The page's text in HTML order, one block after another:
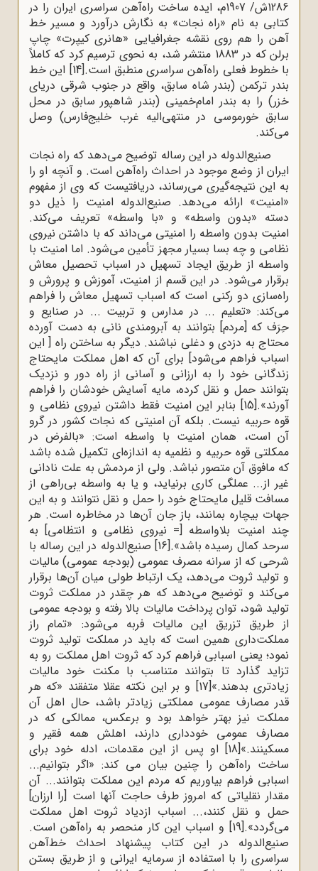
1286ش/ 1907م، ایده ساخت راه‌آهن سراسری ایران را در
کتابی به نام «راه نجات» به نگارش درآورد و مسیر خط‌
آهن را هم روی نقشه جغرافیایی «هانری کیپرت» چاپ
برلن که در 1883 منتشر شد، به نحوی ترسیم کرد که کاملاً
با خطوط فعلی راه‌آهن سراسری منطبق است.[14]
این خط
بندر ترکمن (بندر شاه سابق، واقع در جنوب شرقی دریای
خزر) را به بندر امام‌خمینی (بندر شاهپور سابق در محل
سابق خورموسی در منتهی‌الیه غرب خلیج‌فارس) وصل
می‌کند.
صنیع‌الدوله در این رساله توضیح می‌دهد که راه نجات
ایران از وضع موجود در احداث راه‌آهن است. و آنچه او را
به این نتیجه‌گیری می‌رساند، دریافتیست که وی از مفهوم
«امنیت» ارائه می‌دهد. صنیع‌الدوله امنیت را ذیل دو
دسته «بدون واسطه» و «با واسطه» تعریف می‌کند.
امنیت بدون واسطه را امنیتی می‌داند که با داشتن نیروی
نظامی و چه بسا بسیار مجهز تأمین می‌شود. اما امنیت با
واسطه از طریق ایجاد تسهیل در اسباب تحصیل معاش
برقرار می‌شود. در این قسم از امنیت، آموزش و پرورش و
راه‌سازی دو رکنی است که اسباب تسهیل معاش را فراهم
می‌کند: «تعلیم ... در مدارس و تربیت ... در صنایع و
حِرَف که [مردم] بتوانند به آبرومندی نانی به دست آورده
محتاج به دزدی و دغلی نباشند. دیگر به ساختن راه [ این
اسباب فراهم می‌شود] برای آن که اهل مملکت مایحتاج
زندگانی خود را به ارزانی و آسانی از راه دور و نزدیک
بتوانند حمل و نقل کرده، مایه آسایش خودشان را فراهم
آورند».[15]
بنابر این امنیت فقط داشتن نیروی نظامی و
قوه حربیه نیست. بلکه آن امنیتی که نجات کشور در گرو
آن است، همان امنیت با واسطه است: «بالفرض در
ممکلتی قوه حربیه و نظمیه به اندازه‌ای تکمیل شده باشد
که مافوق آن متصور نباشد. ولی از مردمش به علت نادانی
غیر از... عملگی کاری برنیاید، و یا به واسطه بی‌راهی از
مسافت قلیل مایحتاج خود را حمل و نقل نتوانند و به این
جهات بیچاره بمانند، باز جان آن‌ها در مخاطره است. هر
چند امنیت بلاواسطه [= نیروی نظامی و انتظامی] به
سرحد کمال رسیده باشد».[16]
صنیع‌الدوله در این رساله با
شرحی که از سرانه مصرف عمومی (بودجه عمومی) مالیات
و تولید ثروت می‌دهد، یک ارتباط طولی میان آن‌ها برقرار
می‌کند و توضیح می‌دهد که هر چقدر در مملکت ثروت
تولید شود، توان پرداخت مالیات بالا رفته و بودجه عمومی
از طریق تزریق این مالیات فربه می‌شود: «تمام راز
مملکت‌داری همین است که باید در مملکت تولید ثروت
نمود؛ یعنی اسبابی فراهم کرد که ثروت اهل مملکت رو به
تزاید گذارد تا بتوانند متناسب با مکنت خود مالیات
زیادتری بدهند.»[17]
و بر این نکته عقلا متفقند «که هر
قدر مصارف عمومی مملکتی زیادتر باشد، حال اهل آن
مملکت نیز بهتر خواهد بود و برعکس، ممالکی که در
مصارف عمومی خودداری دارند، اهلش همه فقیر و
مسکینند.»[18]
او پس از این مقدمات، ادله خود برای
ساخت راه‌آهن را چنین بیان می کند: «اگر بتوانیم...
اسبابی فراهم بیاوریم که مردم این مملکت بتوانند... آن
مقدار نقلیاتی که امروز طرف حاجت آنها است [را ارزان]
حمل و نقل کنند،... اسباب ازدیاد ثروت اهل مملکت
می‌گردد».[19]
و اسباب این کار منحصر به راه‌آهن است.
صنیع‌الدوله در این کتاب پیشنهاد احداث خط‌آهن
سراسری را با استفاده از سرمایه ایرانی و از طریق بستن